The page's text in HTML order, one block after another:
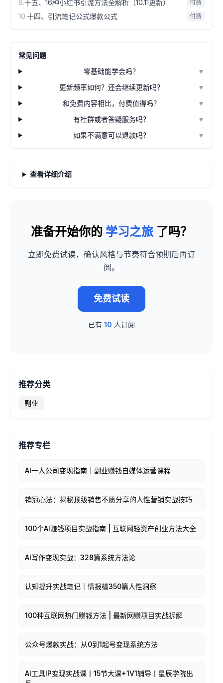
9.十五、16种小红书引流方法全解析（10.11更新） 付费
10.十四、引流笔记公式爆款公式 付费
常见问题
零基础能学会吗？
▼
更新频率如何？还会继续更新吗？
▼
和免费内容相比，付费值得吗？
▼
有社群或者答疑服务吗？
▼
如果不满意可以退款吗？
▼
查看详细介绍
准备开始你的 学习之旅 了吗？
立即免费试读，确认风格与节奏符合预期后再订
阅。
免费试读
已有 10 人订阅
推荐分类
副业
推荐专栏
AI一人公司变现指南｜副业赚钱自媒体运营课程
销冠心法：揭秘顶级销售不愿分享的人性营销实战技巧
100个AI赚钱项目实战指南 | 互联网轻资产创业方法大全
AI写作变现实战：328篇系统方法论
认知提升实战笔记｜情报橘350篇人性洞察
100种互联网热门赚钱方法 | 最新网赚项目实战拆解
公众号爆款实战：从0到1起号变现系统方法
AI工具IP变现实战课丨15节大课+1V1辅导丨星辰学院出